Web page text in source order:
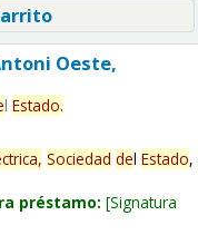
Oeste,
l Estado.
Sociedad del Estado,
préstamo: Signatura